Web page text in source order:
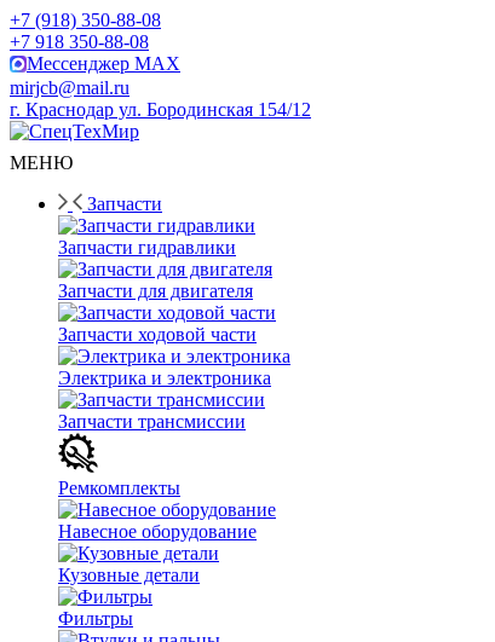
+7 (918) 350-88-08
+7 918 350-88-08
Мессенджер MAX
mirjcb@mail.ru
г. Краснодар ул. Бородинская 154/12
МЕНЮ
Запчасти
Запчасти гидравлики
Запчасти для двигателя
Запчасти ходовой части
Электрика и электроника
Запчасти трансмиссии
Ремкомплекты
Навесное оборудование
Кузовные детали
Фильтры